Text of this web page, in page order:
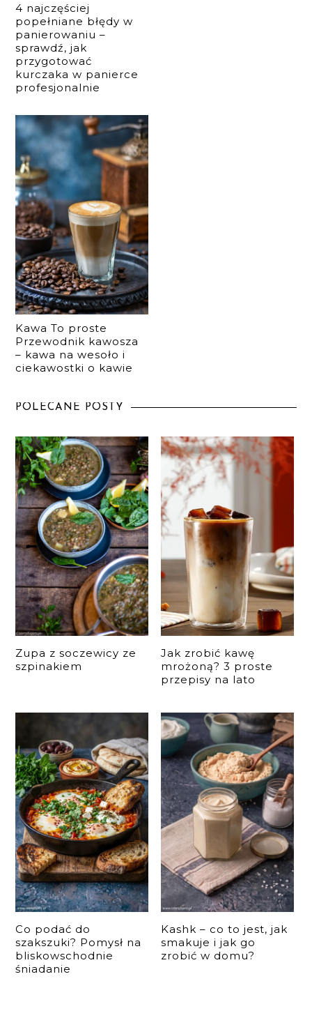
4 najczęściej
popełniane błędy w
panierowaniu –
sprawdź, jak
przygotować
kurczaka w panierce
profesjonalnie
Kawa To proste
Przewodnik kawosza
– kawa na wesoło i
ciekawostki o kawie
POLECANE POSTY
Zupa z soczewicy ze
szpinakiem
Jak zrobić kawę
mrożoną? 3 proste
przepisy na lato
Co podać do
szakszuki? Pomysł na
bliskowschodnie
śniadanie
Kashk – co to jest, jak
smakuje i jak go
zrobić w domu?